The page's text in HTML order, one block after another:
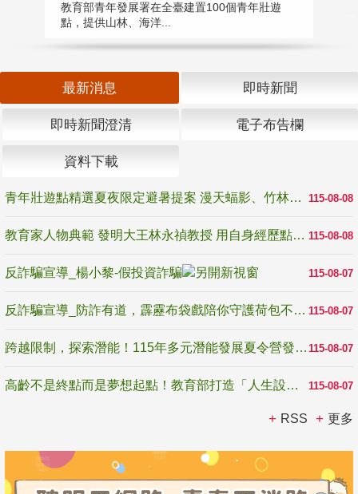
教育部青年發展署在全臺建置100個青年壯遊
點，提供山林、海洋...
最新消息 即時新聞
即時新聞澄清 電子布告欄
資料下載
115-08-08
青年壯遊點精選夏夜限定避暑提案 漫天蝠影、竹林尋蛙、茶香夜觀 邀青年暮色出發
115-08-08
教育家人物典範 發明大王林永禎教授 用自身經歷點亮學生的路
115-08-07
反詐騙宣導_楊小黎-假投資詐騙
115-08-07
反詐騙宣導_防詐有道，霹靂布袋戲陪你守護荷包不受騙
115-08-07
跨越限制，探索潛能！115年多元潛能發展夏令營發掘生命無限可能
115-08-07
高齡不是終點而是夢想起點！教育部打造「人生設計夢工場」 參展第3屆高齡健康產業博覽會
RSS 更多